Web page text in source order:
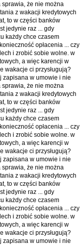
sprawia, że nie można
z wakacji kredytowych
to w części banków
jedynie raz ... gdy
każdy chce czasem
opłacenia ... czy
i zrobić sobie wolne. w
a więc karencji w
wakacje ci przysługują?
zapisana w umowie i nie
sprawia, że nie można
z wakacji kredytowych
to w części banków
jedynie raz ... gdy
każdy chce czasem
opłacenia ... czy
i zrobić sobie wolne. w
a więc karencji w
wakacje ci przysługują?
zapisana w umowie i nie
sprawia, że nie można
z wakacji kredytowych
to w części banków
jedynie raz ... gdy
każdy chce czasem
opłacenia ... czy
i zrobić sobie wolne. w
a więc karencji w
wakacje ci przysługują?
zapisana w umowie i nie